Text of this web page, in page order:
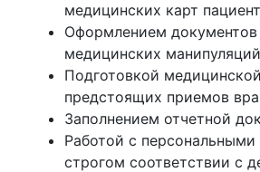
медицинских карт
Оформлением документов
медицинских манипуляций
Подготовкой
предстоящих приемов
Заполнением отчетной
Работой с
строгом соответствии с